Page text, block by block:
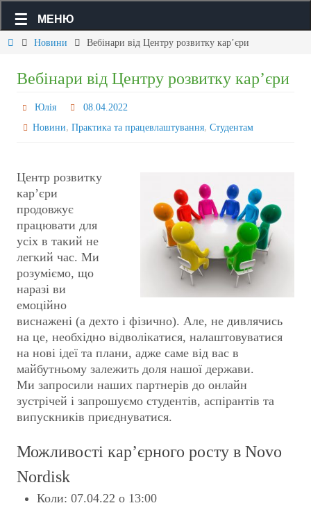
МЕНЮ
Новини Вебінари від Центру розвитку кар’єри
Вебінари від Центру розвитку кар’єри
Юлія
08.04.2022
Новини,Практика та працевлаштування,Студентам
Центр розвитку
кар’єри
продовжує
працювати для
усіх в такий не
легкий час. Ми
розуміємо, що
наразі ви
емоційно
виснажені (а дехто і фізично). Але, не дивлячись
на це, необхідно відволікатися, налаштовуватися
на нові ідеї та плани, адже саме від вас в
майбутньому залежить доля нашої держави.
Ми запросили наших партнерів до онлайн
зустрічей і запрошуємо студентів, аспірантів та
випускників приєднуватися.
Можливості кар’єрного росту в Novo
Nordisk
Коли: 07.04.22 о 13:00